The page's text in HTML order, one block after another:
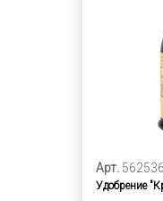
Арт. 562536
Удобрение